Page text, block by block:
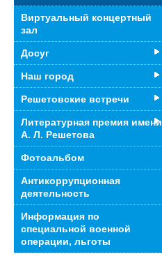
Виртуальный концертный
зал
Досуг
Наш город
Решетовские встречи
Литературная премия имени
А. Л. Решетова
Фотоальбом
Антикоррупционная
деятельность
Информация по
специальной военной
операции, льготы